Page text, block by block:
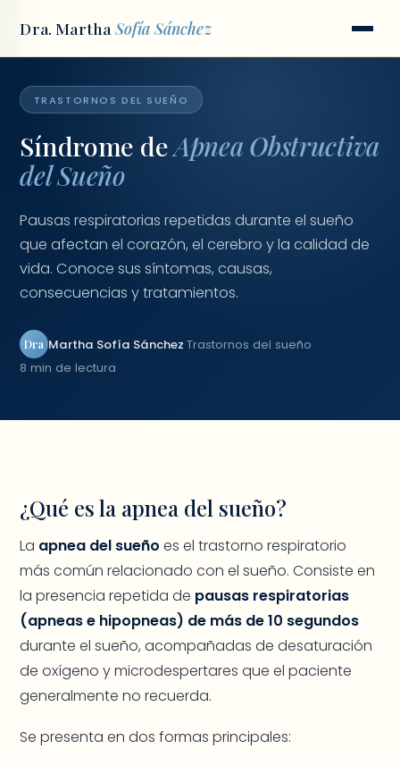
Dra. Martha Sofía Sánchez
Inicio / Blog / Síndrome de Apnea Obstructiva del Sueño
TRASTORNOS DEL SUEÑO
Síndrome deApnea Obstructiva
del Sueño
Pausas respiratorias repetidas durante el sueño
que afectan el corazón, el cerebro y la calidad de
vida. Conoce sus síntomas, causas,
consecuencias y tratamientos.
Dra Martha Sofía Sánchez·Trastornos del sueño·
8 min de lectura
¿Qué es la apnea del sueño?
La apnea del sueño es el trastorno respiratorio
más común relacionado con el sueño. Consiste en
la presencia repetida de pausas respiratorias
(apneas e hipopneas) de más de 10 segundos
durante el sueño, acompañadas de desaturación
de oxígeno y microdespertares que el paciente
generalmente no recuerda.
Se presenta en dos formas principales: